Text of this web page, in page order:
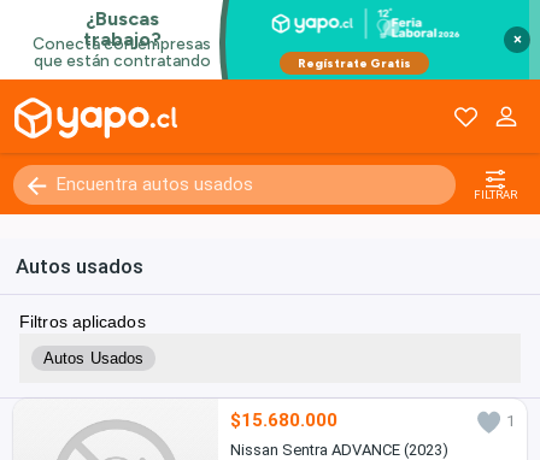
×
FILTRAR
Autos usados
Filtros aplicados
Autos Usados
$15.680.000
1
Nissan Sentra ADVANCE (2023)